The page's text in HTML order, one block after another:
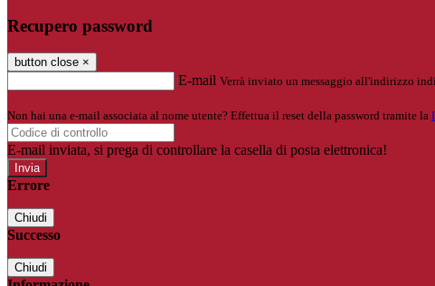
Recupero password
button close ×
E-mail Verrà inviato un messaggio all'indirizzo
Non hai una e-mail associata al nome utente? Effettua il reset della password tramite la
E-mail inviata, si prega di controllare la casella di posta elettronica!
Errore
Chiudi
Successo
Chiudi